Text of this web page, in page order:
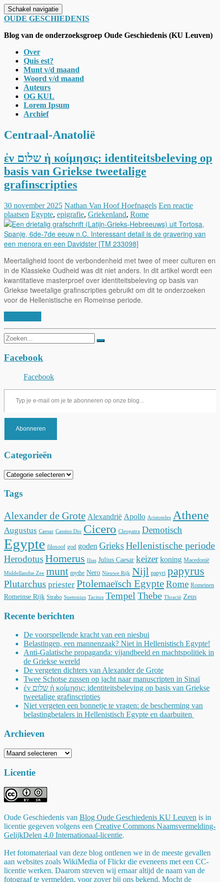
Schakel navigatie
OUDE GESCHIEDENIS
Blog van de onderzoeksgroep Oude Geschiedenis (KU Leuven)
Over
Quis est?
Munt v/d maand
Woord v/d maand
Auteurs
OG KUL
Lorem Ipsum
Archief
Centraal-Anatolië
ἐν שלום ἡ κοίμησις: identiteitsbeleving op
basis van Griekse tweetalige
grafinscripties
30 november 2025 Nathan Van Hoof Hoefnagels Een reactie
plaatsen Egypte, epigrafie, Griekenland, Rome
Meertaligheid toont de verbondenheid met twee of meer culturen en
in de Klassieke Oudheid was dit niet anders. In dit artikel wordt een
kwantitatieve masterproef over identiteitsbeleving op basis van
Griekse tweetalige grafinscripties gebruikt om dit te onderzoeken
voor de Hellenistische en Romeinse periode.
Zoeken
naar:
Facebook
Facebook
Typ je e-mail om je te abonneren op onze blog...
Abonneren
Categorieën
Categorieën
Tags
Alexander de Grote Alexandrië Apollo Aristoteles Athene
Augustus Caesar Cassius Dio Cicero Cleopatra Demotisch
Egypte filosoof god goden GrieksHellenistische periode
HerodotusHomerus Ilias Julius Caesar keizer koning Macedonië
Middellandse Zee munt mythe Nero Nieuwe Rijk Nijl papyri papyrus
Plutarchus priester Ptolemaeïsch EgypteRome Romeinen
Romeinse Rijk Strabo Suetonius Tacitus Tempel Thebe Thracië Zeus
Recente berichten
De voorspellende kracht van een niesbui
Belastingen, een mannenzaak? Niet in Hellenistisch Egypte!
Anti-Galatische propaganda: vijandbeeld en machtspolitiek in
de Griekse wereld
De vergeten dichters van Alexander de Grote
Twee Schotse zussen op jacht naar manuscripten in Sinaï
ἐν שלום ἡ κοίμησις: identiteitsbeleving op basis van Griekse
tweetalige grafinscripties
Niet vergeten een bonnetje te vragen: de bescherming van
belastingbetalers in Hellenistisch Egypte en daarbuiten
Archieven
Archieven
Licentie
Oude Geschiedenis van Blog Oude Geschiedenis KU Leuven is in
licentie gegeven volgens een Creative Commons Naamsvermelding-
GelijkDelen 4.0 Internationaal-licentie.
Het fotomateriaal van deze blog ontlenen we in de meeste gevallen
aan websites zoals WikiMedia of Flickr die eveneens met een CC-
licentie werken. Daarom streven wij ernaar altijd de naam van de
fotograaf te vermelden, voor zover bij ons bekend. Mocht de